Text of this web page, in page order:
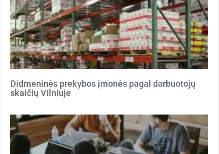
Didmeninės prekybos įmonės pagal darbuotojų
skaičių Vilniuje